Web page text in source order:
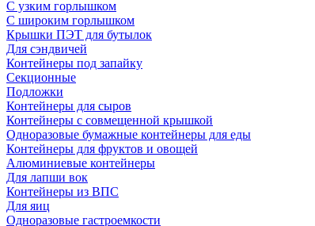
С узким горлышком
С широким горлышком
Крышки ПЭТ для бутылок
Для сэндвичей
Контейнеры под запайку
Секционные
Подложки
Контейнеры для сыров
Контейнеры с совмещенной крышкой
Одноразовые бумажные контейнеры для еды
Контейнеры для фруктов и овощей
Алюминиевые контейнеры
Для лапши вок
Контейнеры из ВПС
Для яиц
Одноразовые гастроемкости